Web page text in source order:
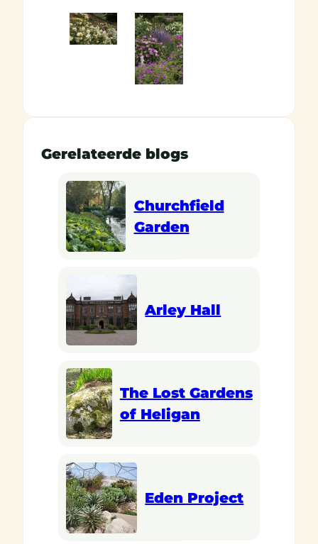
Gerelateerde blogs
Churchfield
Garden
Arley Hall
The Lost Gardens
of Heligan
Eden Project